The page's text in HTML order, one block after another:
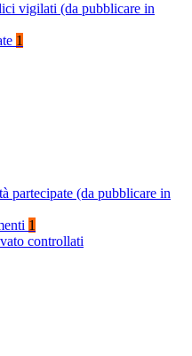
vigilati (da pubblicare in
1
partecipate (da pubblicare in
1
controllati